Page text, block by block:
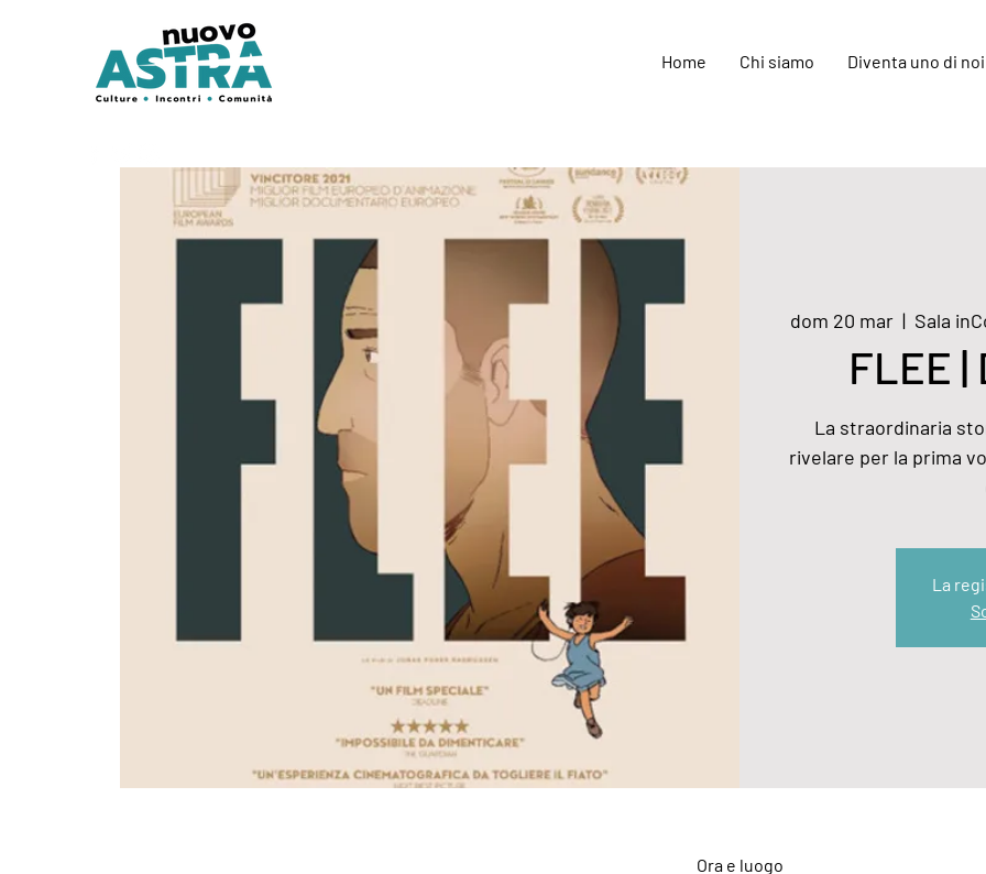
Home Chi siamo Diventa uno di noi
dom 20 mar
  |
Sala
FLEE |
La straordinaria
rivelare per la prima
La
Ora e luogo